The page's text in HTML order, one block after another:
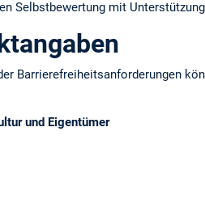
Selbstbewertung mit
Barrierefreiheitsanforderungen
und Eigentümer